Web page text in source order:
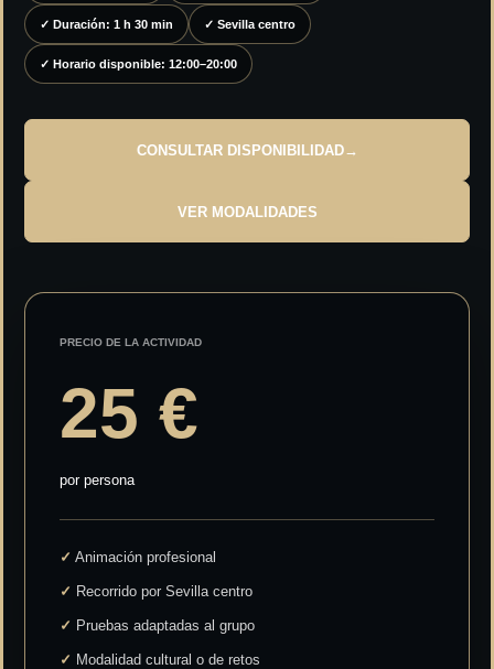
✓ Duración: 1 h 30 min ✓ Sevilla centro
✓ Horario disponible: 12:00–20:00
CONSULTAR DISPONIBILIDAD→
VER MODALIDADES
PRECIO DE LA ACTIVIDAD
25 €
por persona
✓ Animación profesional
✓ Recorrido por Sevilla centro
✓ Pruebas adaptadas al grupo
✓ Modalidad cultural o de retos